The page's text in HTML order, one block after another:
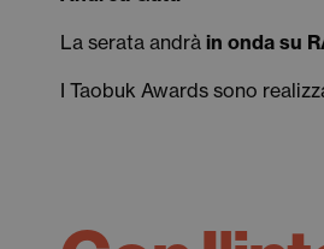
La serata andrà in onda su
I Taobuk Awards sono